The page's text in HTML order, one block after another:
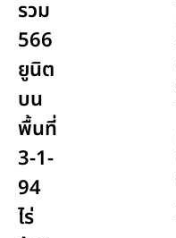
รวม
566
ยูนิต
บน
พื้นที่
3-1-
94
ไร่